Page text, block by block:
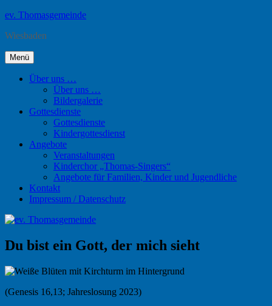
Zum
springen
ev. Thomasgemeinde
Wiesbaden
Menü
Über uns …
Über uns …
Bildergalerie
Gottesdienste
Gottesdienste
Kindergottesdienst
Angebote
Veranstaltungen
Kinderchor „Thomas-Singers“
Angebote für Familien, Kinder und Jugendliche
Kontakt
Impressum / Datenschutz
Du bist ein Gott, der mich sieht
(Genesis 16,13; Jahreslosung 2023)